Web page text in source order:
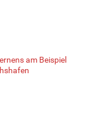
am Beispiel